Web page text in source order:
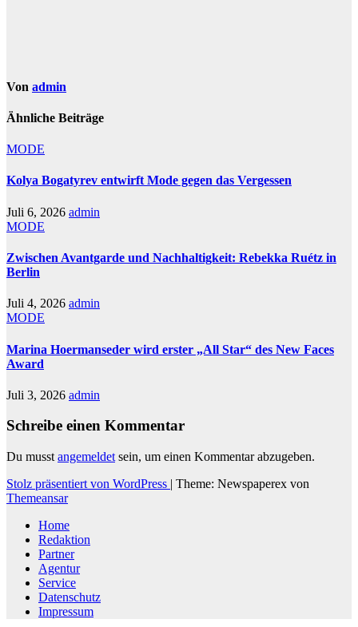
Von admin
Ähnliche Beiträge
MODE
Kolya Bogatyrev entwirft Mode gegen das Vergessen
Juli 6, 2026 admin
MODE
Zwischen Avantgarde und Nachhaltigkeit: Rebekka Ruétz in
Berlin
Juli 4, 2026 admin
MODE
Marina Hoermanseder wird erster „All Star“ des New Faces
Award
Juli 3, 2026 admin
Schreibe einen Kommentar
Du musst angemeldet sein, um einen Kommentar abzugeben.
Stolz präsentiert von WordPress | Theme: Newspaperex von
Themeansar
Home
Redaktion
Partner
Agentur
Service
Datenschutz
Impressum